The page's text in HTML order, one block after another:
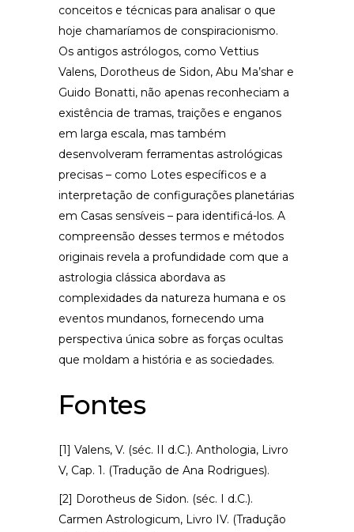
conceitos e técnicas para analisar o que
hoje chamaríamos de conspiracionismo.
Os antigos astrólogos, como Vettius
Valens, Dorotheus de Sidon, Abu Ma’shar e
Guido Bonatti, não apenas reconheciam a
existência de tramas, traições e enganos
em larga escala, mas também
desenvolveram ferramentas astrológicas
precisas – como Lotes específicos e a
interpretação de configurações planetárias
em Casas sensíveis – para identificá-los. A
compreensão desses termos e métodos
originais revela a profundidade com que a
astrologia clássica abordava as
complexidades da natureza humana e os
eventos mundanos, fornecendo uma
perspectiva única sobre as forças ocultas
que moldam a história e as sociedades.
Fontes
[1] Valens, V. (séc. II d.C.). Anthologia, Livro
V, Cap. 1. (Tradução de Ana Rodrigues).
[2] Dorotheus de Sidon. (séc. I d.C.).
Carmen Astrologicum, Livro IV. (Tradução